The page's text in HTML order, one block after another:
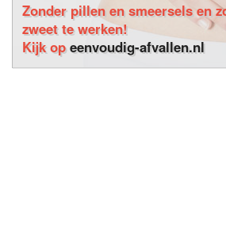
Zonder pillen en smeersels en
zweet te werken!
Kijk opeenvoudig-afvallen.nl